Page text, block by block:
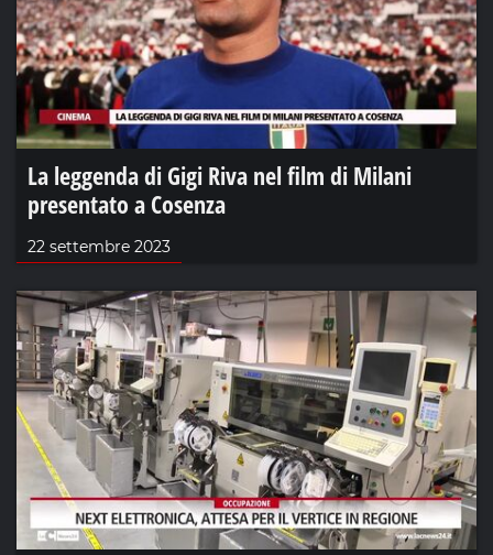
La leggenda di Gigi Riva nel film di Milani
presentato a Cosenza
22 settembre 2023